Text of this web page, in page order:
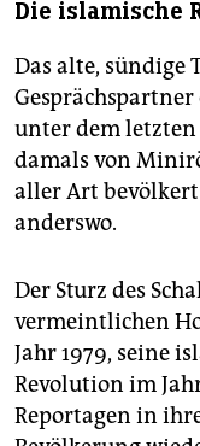
Die islamische
Das alte, sündige
unter dem letzten
damals von
aller Art
anderswo.
Der Sturz des
vermeintlichen
Jahr 1979, seine
Revolution im
Reportagen in